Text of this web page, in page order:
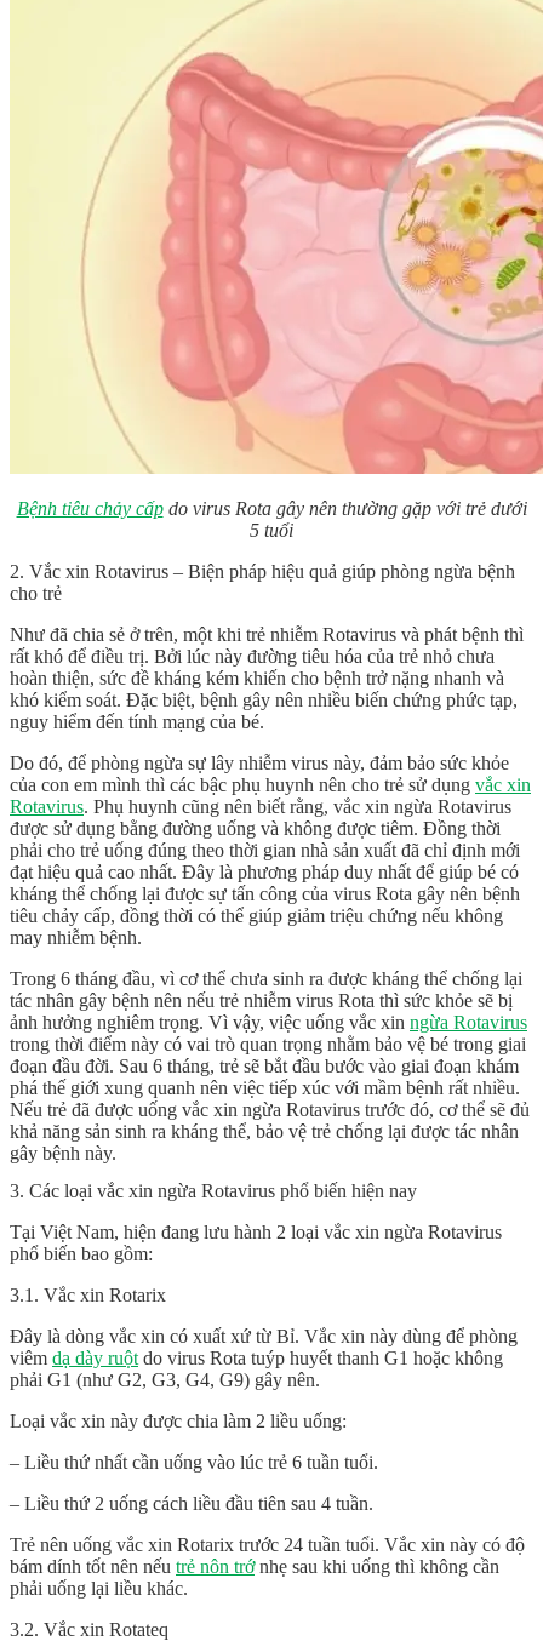
Bệnh tiêu chảy cấpdo virus Rota gây nên thường gặp với trẻ dưới
5 tuổi
2. Vắc xin Rotavirus – Biện pháp hiệu quả giúp phòng ngừa bệnh
cho trẻ
Như đã chia sẻ ở trên, một khi trẻ nhiễm Rotavirus và phát bệnh thì
rất khó để điều trị. Bởi lúc này đường tiêu hóa của trẻ nhỏ chưa
hoàn thiện, sức đề kháng kém khiến cho bệnh trở nặng nhanh và
khó kiểm soát. Đặc biệt, bệnh gây nên nhiều biến chứng phức tạp,
nguy hiểm đến tính mạng của bé.
Do đó, để phòng ngừa sự lây nhiễm virus này, đảm bảo sức khỏe
của con em mình thì các bậc phụ huynh nên cho trẻ sử dụng vắc xin
Rotavirus. Phụ huynh cũng nên biết rằng, vắc xin ngừa Rotavirus
được sử dụng bằng đường uống và không được tiêm. Đồng thời
phải cho trẻ uống đúng theo thời gian nhà sản xuất đã chỉ định mới
đạt hiệu quả cao nhất. Đây là phương pháp duy nhất để giúp bé có
kháng thể chống lại được sự tấn công của virus Rota gây nên bệnh
tiêu chảy cấp, đồng thời có thể giúp giảm triệu chứng nếu không
may nhiễm bệnh.
Trong 6 tháng đầu, vì cơ thể chưa sinh ra được kháng thể chống lại
tác nhân gây bệnh nên nếu trẻ nhiễm virus Rota thì sức khỏe sẽ bị
ảnh hưởng nghiêm trọng. Vì vậy, việc uống vắc xin ngừa Rotavirus
trong thời điểm này có vai trò quan trọng nhằm bảo vệ bé trong giai
đoạn đầu đời. Sau 6 tháng, trẻ sẽ bắt đầu bước vào giai đoạn khám
phá thế giới xung quanh nên việc tiếp xúc với mầm bệnh rất nhiều.
Nếu trẻ đã được uống vắc xin ngừa Rotavirus trước đó, cơ thể sẽ đủ
khả năng sản sinh ra kháng thể, bảo vệ trẻ chống lại được tác nhân
gây bệnh này.
3. Các loại vắc xin ngừa Rotavirus phổ biến hiện nay
Tại Việt Nam, hiện đang lưu hành 2 loại vắc xin ngừa Rotavirus
phổ biến bao gồm:
3.1. Vắc xin Rotarix
Đây là dòng vắc xin có xuất xứ từ Bỉ. Vắc xin này dùng để phòng
viêm dạ dày ruộtdo virus Rota tuýp huyết thanh G1 hoặc không
phải G1 (như G2, G3, G4, G9) gây nên.
Loại vắc xin này được chia làm 2 liều uống:
– Liều thứ nhất cần uống vào lúc trẻ 6 tuần tuổi.
– Liều thứ 2 uống cách liều đầu tiên sau 4 tuần.
Trẻ nên uống vắc xin Rotarix trước 24 tuần tuổi. Vắc xin này có độ
bám dính tốt nên nếu trẻ nôn trớnhẹ sau khi uống thì không cần
phải uống lại liều khác.
3.2. Vắc xin Rotateq